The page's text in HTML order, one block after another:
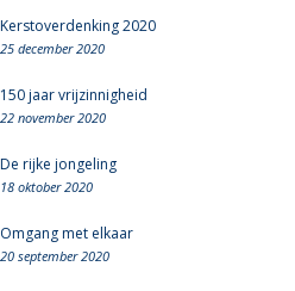
Kerstoverdenking 2020
25 december 2020
150 jaar vrijzinnigheid
22 november 2020
De rijke jongeling
18 oktober 2020
Omgang met elkaar
20 september 2020